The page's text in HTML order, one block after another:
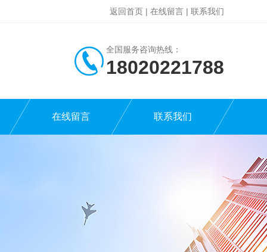
返回首页 | 在线留言 | 联系我们
全国服务咨询热线：
18020221788
在线留言 联系我们